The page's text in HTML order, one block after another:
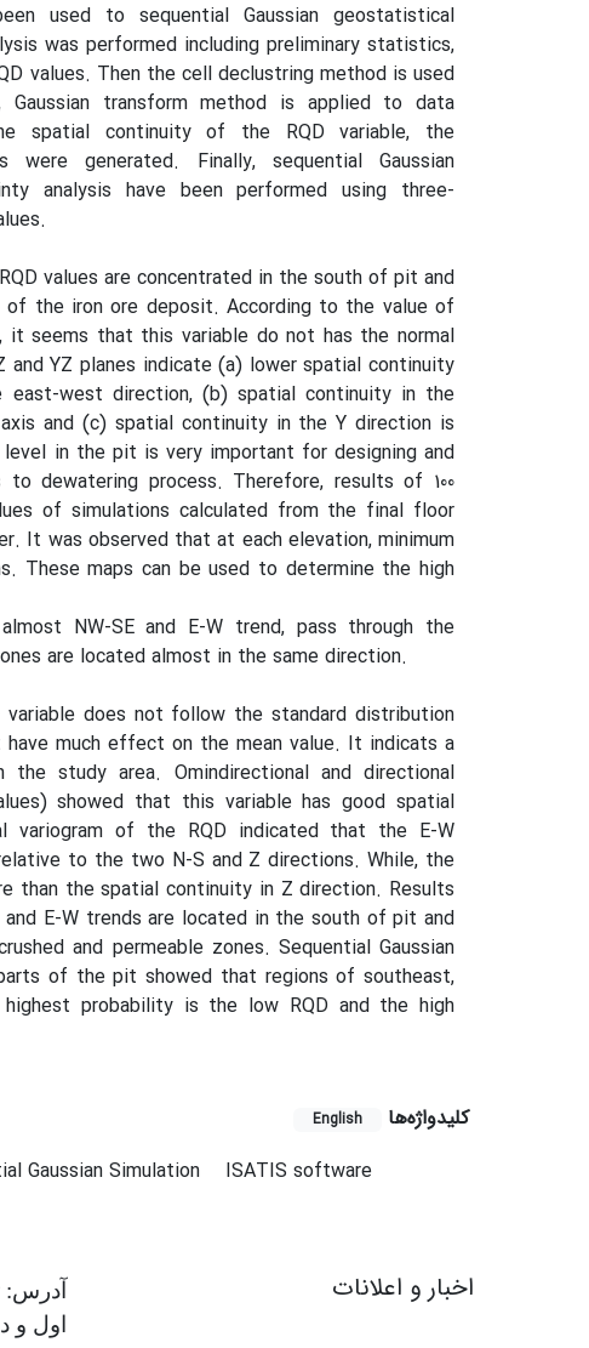
used to sequential Gaussian geostatistical
was performed including preliminary statistics,
values. Then the cell declustring method is used
transform method is applied to data
spatial continuity of the RQD variable, the
were generated. Finally, sequential Gaussian
analysis have been performed using three-
values are concentrated in the south of pit and
of the iron ore deposit. According to the value of
seems that this variable do not has the normal
YZ planes indicate (a) lower spatial continuity
west direction, (b) spatial continuity in the
and (c) spatial continuity in the Y direction is
in the pit is very important for designing and
dewatering process. Therefore, results of 100
of simulations calculated from the final floor
It was observed that at each elevation, minimum
These maps can be used to determine the high
NW-SE and E-W trend, pass through the
are located almost in the same direction.
does not follow the standard distribution
much effect on the mean value. It indicats a
study area. Omindirectional and directional
showed that this variable has good spatial
variogram of the RQD indicated that the E-W
to the two N-S and Z directions. While, the
than the spatial continuity in Z direction. Results
E-W trends are located in the south of pit and
and permeable zones. Sequential Gaussian
of the pit showed that regions of southeast,
probability is the low RQD and the high
کلیدواژه‌ها English
Gaussian Simulation ISATIS software
اخبار و اعلانات
آدرس:
اول و